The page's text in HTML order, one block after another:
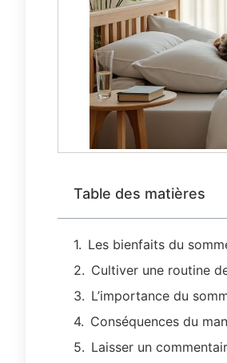
Table des matières
Les bienfaits du
Cultiver une routine
L’importance du
Conséquences du
Laisser un